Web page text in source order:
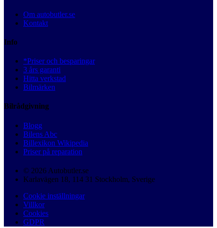
Om autobutler.se
Kontakt
Info
*Priser och besparingar
3 års garanti
Hitta verkstad
Bilmärken
Bilrådgivning
Blogg
Bilens Abc
Billexikon Wikipedia
Priser på reparation
© 2026 Autobutler.se
Karlavägen 18, 114 31 Stockholm, Sverige
Cookie inställningar
Villkor
Cookies
GDPR